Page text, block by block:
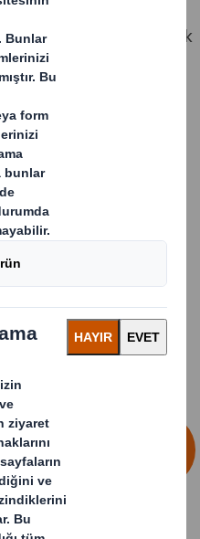
geçişe öncülük
iş modelimizin
karbonlu, döngüsel bir
en büyük olumlu
aşkın bir süredir
birlikte
ailesine katılarak
gerçek bir küresel
bir gelecek
DAHA FAZLA